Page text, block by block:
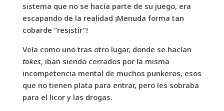
sistema que no se hacía parte de su juego, era
escapando de la realidad ¡Menuda forma tan
cobarde “resistir”!
Veía como uno tras otro lugar, donde se hacían
tokes, iban siendo cerrados por la misma
incompetencia mental de muchos punkeros, esos
que no tienen plata para entrar, pero les sobraba
para el licor y las drogas.